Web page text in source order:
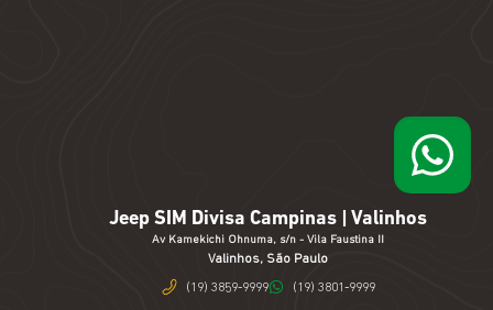
Jeep SIM Divisa Campinas | Valinhos
Av Kamekichi Ohnuma, s/n - Vila Faustina II
Valinhos, São Paulo
(19) 3859-9999 (19) 3801-9999